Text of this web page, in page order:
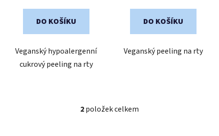
z
DO KOŠÍKU
Veganský hypoalergenní
cukrový peeling na rty
z
DO KOŠÍKU
Veganský peeling na rty
O
2položek celkem